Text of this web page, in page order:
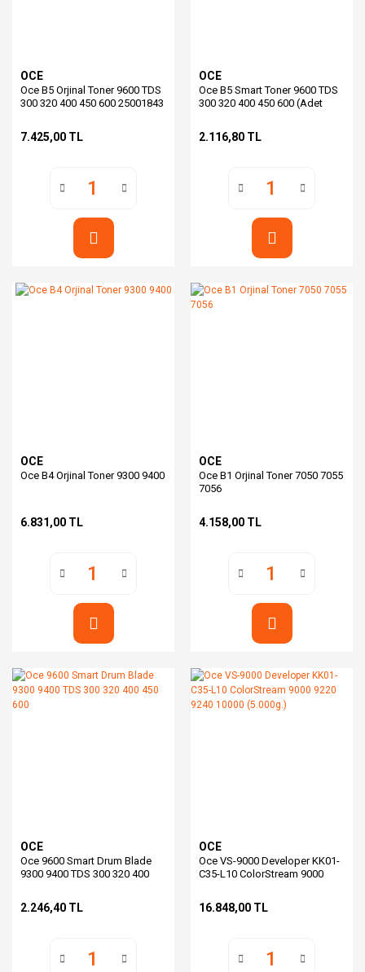
OCE
Oce B5 Orjinal Toner 9600 TDS
300 320 400 450 600 25001843
7.425,00 TL
OCE
Oce B5 Smart Toner 9600 TDS
300 320 400 450 600 (Adet
2.116,80 TL
OCE
Oce B4 Orjinal Toner 9300 9400
6.831,00 TL
OCE
Oce B1 Orjinal Toner 7050 7055
7056
4.158,00 TL
OCE
Oce 9600 Smart Drum Blade
9300 9400 TDS 300 320 400
2.246,40 TL
OCE
Oce VS-9000 Developer KK01-
C35-L10 ColorStream 9000
16.848,00 TL